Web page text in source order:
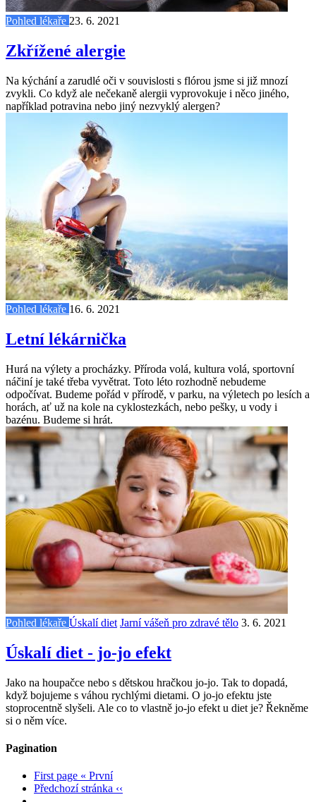
Pohled lékaře 23. 6. 2021
Zkřížené alergie
Na kýchání a zarudlé oči v souvislosti s flórou jsme si již mnozí
zvykli. Co když ale nečekaně alergii vyprovokuje i něco jiného,
například potravina nebo jiný nezvyklý alergen?
Pohled lékaře 16. 6. 2021
Letní lékárnička
Hurá na výlety a procházky. Příroda volá, kultura volá, sportovní
náčiní je také třeba vyvětrat. Toto léto rozhodně nebudeme
odpočívat. Budeme pořád v přírodě, v parku, na výletech po lesích a
horách, ať už na kole na cyklostezkách, nebo pešky, u vody i
bazénu. Budeme si hrát.
Pohled lékaře Úskalí diet Jarní vášeň pro zdravé tělo 3. 6. 2021
Úskalí diet - jo-jo efekt
Jako na houpačce nebo s dětskou hračkou jo-jo. Tak to dopadá,
když bojujeme s váhou rychlými dietami. O jo-jo efektu jste
stoprocentně slyšeli. Ale co to vlastně jo-jo efekt u diet je? Řekněme
si o něm více.
Pagination
First page « První
Předchozí stránka ‹‹